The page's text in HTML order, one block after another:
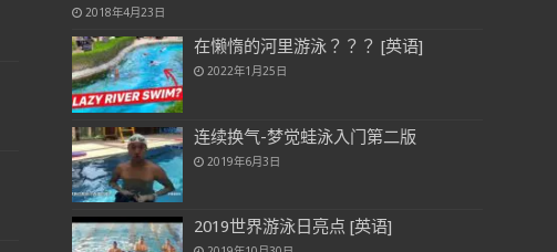
2018年4月23日
在懒惰的河里游泳？？？ [英语]
2022年1月25日
连续换气-梦觉蛙泳入门第二版
2019年6月3日
2019世界游泳日亮点 [英语]